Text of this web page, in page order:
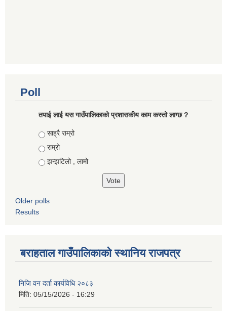
Poll
तपाई लाई यस गाउँपालिकाको प्रशासकीय काम कस्तो लाग्छ ?
Choices
साह्रै राम्रो
राम्रो
झन्झटिलो , लामो
Older polls
Results
बराहताल गाउँपालिकाको स्थानिय राजपत्र
निजि वन दर्ता कार्यविधि २०८३
मिति: 05/15/2026 - 16:29